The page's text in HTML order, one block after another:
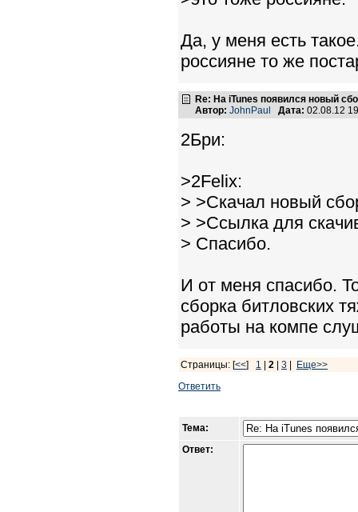
Да, у меня есть
россияне то же
Re: На iTunes появился новый
Автор: JohnPaul Дата: 02.08.12
2Бри:
>2Felix:
> >Скачал новый
> >Ссылка для
> Спасибо.
И от меня спасибо.
сборка битловских
работы на компе
Страницы: [<<] 1 2 3
Еще>>
Ответить
Тема:
Ответ: